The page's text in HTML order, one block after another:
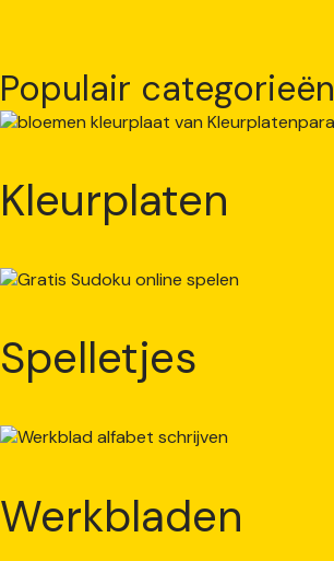
Populair categorieën
Kleurplaten
Spelletjes
Werkbladen